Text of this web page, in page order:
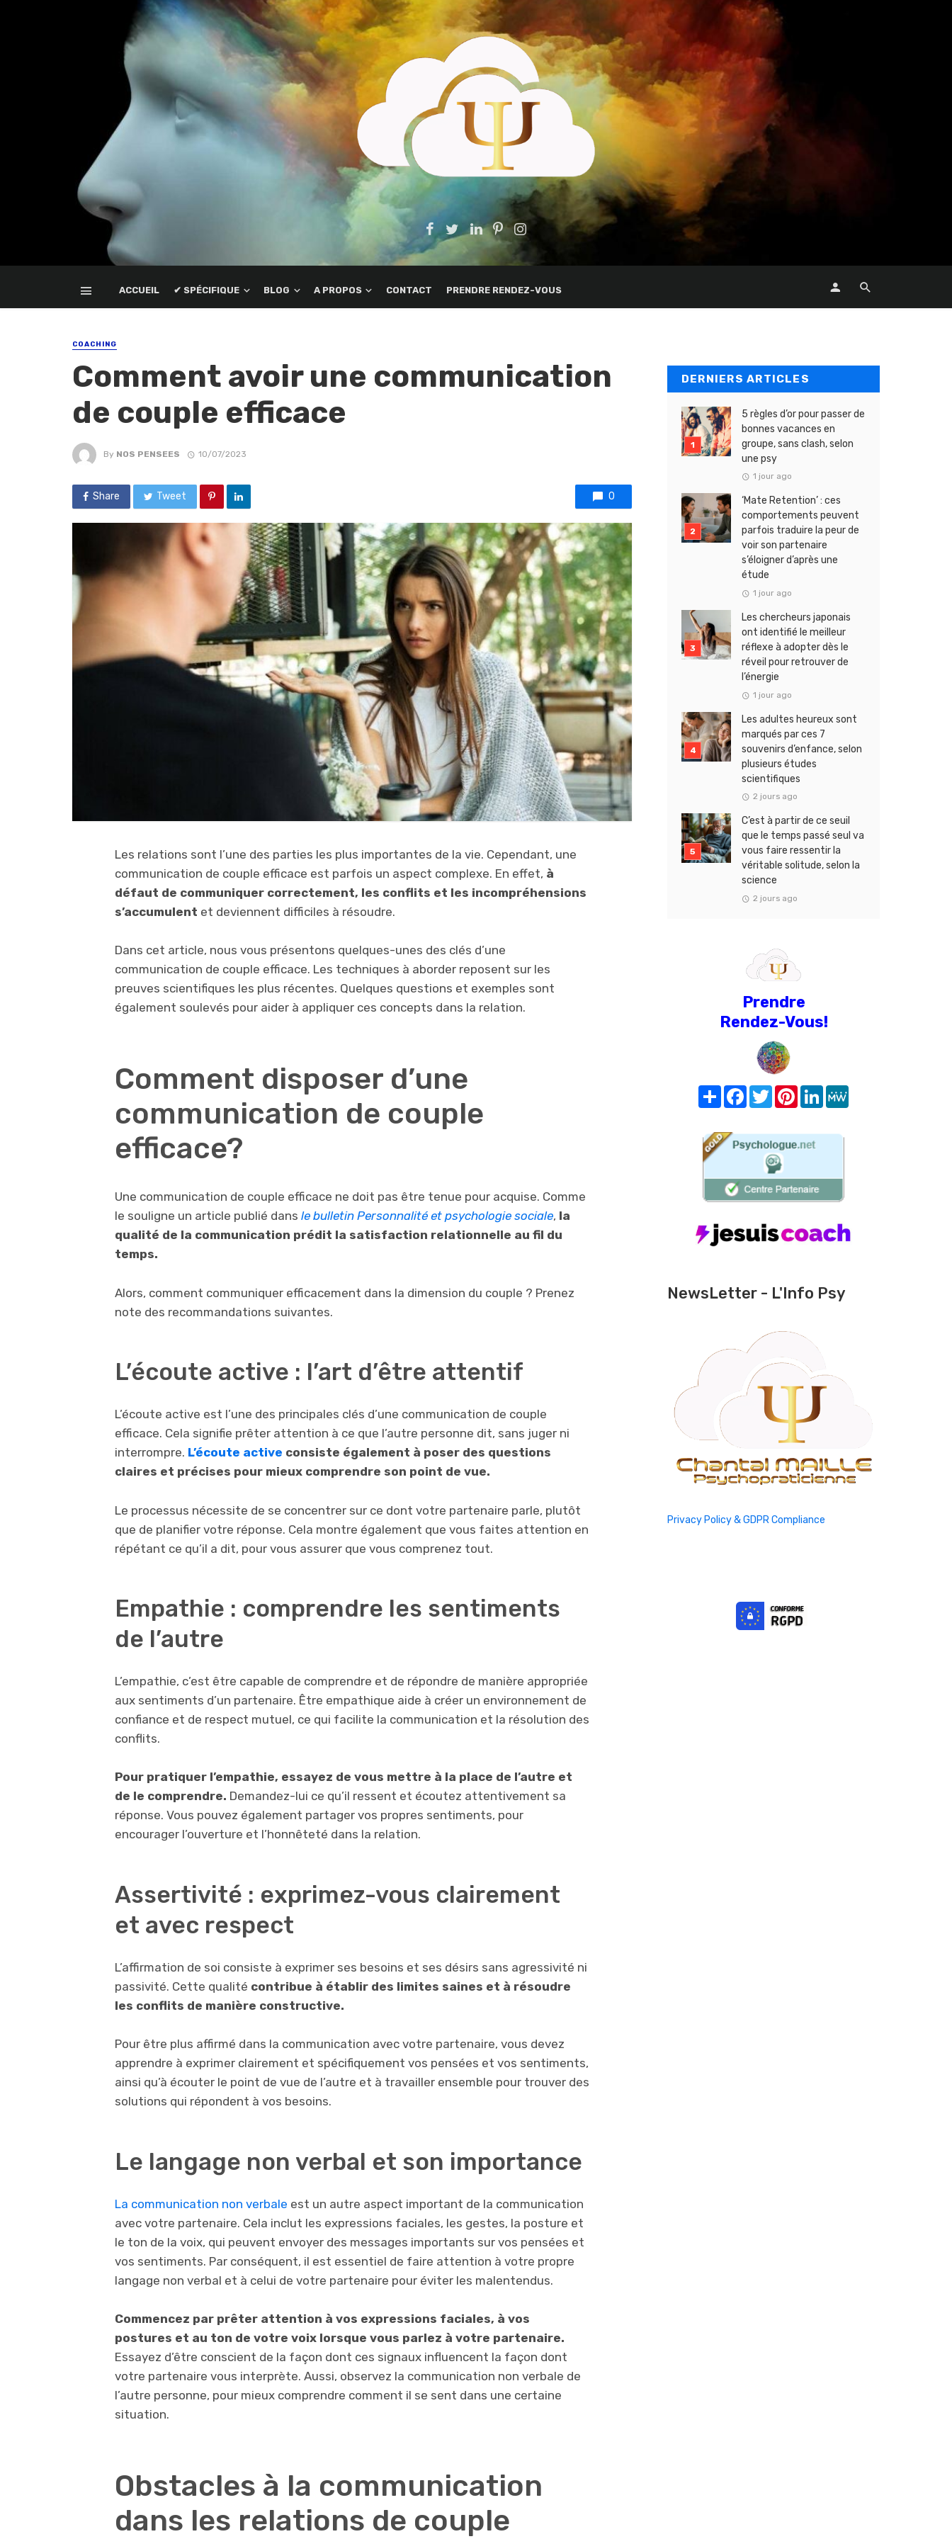
ACCUEIL ✔ SPÉCIFIQUE BLOG A PROPOS CONTACT PRENDRE RENDEZ-VOUS
COACHING
Comment avoir une communication
de couple efficace
By NOS PENSEES 10/07/2023
Share Tweet 0
Les relations sont l’une des parties les plus importantes de la vie. Cependant, une
communication de couple efficace est parfois un aspect complexe. En effet, à
défaut de communiquer correctement, les conflits et les incompréhensions
s’accumulent et deviennent difficiles à résoudre.
Dans cet article, nous vous présentons quelques-unes des clés d’une
communication de couple efficace. Les techniques à aborder reposent sur les
preuves scientifiques les plus récentes. Quelques questions et exemples sont
également soulevés pour aider à appliquer ces concepts dans la relation.
Comment disposer d’une
communication de couple
efficace?
Une communication de couple efficace ne doit pas être tenue pour acquise. Comme
le souligne un article publié dans le bulletin Personnalité et psychologie sociale, la
qualité de la communication prédit la satisfaction relationnelle au fil du
temps.
Alors, comment communiquer efficacement dans la dimension du couple ? Prenez
note des recommandations suivantes.
L’écoute active : l’art d’être attentif
L’écoute active est l’une des principales clés d’une communication de couple
efficace. Cela signifie prêter attention à ce que l’autre personne dit, sans juger ni
interrompre. L’écoute active consiste également à poser des questions
claires et précises pour mieux comprendre son point de vue.
Le processus nécessite de se concentrer sur ce dont votre partenaire parle, plutôt
que de planifier votre réponse. Cela montre également que vous faites attention en
répétant ce qu’il a dit, pour vous assurer que vous comprenez tout.
Empathie : comprendre les sentiments
de l’autre
L’empathie, c’est être capable de comprendre et de répondre de manière appropriée
aux sentiments d’un partenaire. Être empathique aide à créer un environnement de
confiance et de respect mutuel, ce qui facilite la communication et la résolution des
conflits.
Pour pratiquer l’empathie, essayez de vous mettre à la place de l’autre et
de le comprendre. Demandez-lui ce qu’il ressent et écoutez attentivement sa
réponse. Vous pouvez également partager vos propres sentiments, pour
encourager l’ouverture et l’honnêteté dans la relation.
Assertivité : exprimez-vous clairement
et avec respect
L’affirmation de soi consiste à exprimer ses besoins et ses désirs sans agressivité ni
passivité. Cette qualité contribue à établir des limites saines et à résoudre
les conflits de manière constructive.
Pour être plus affirmé dans la communication avec votre partenaire, vous devez
apprendre à exprimer clairement et spécifiquement vos pensées et vos sentiments,
ainsi qu’à écouter le point de vue de l’autre et à travailler ensemble pour trouver des
solutions qui répondent à vos besoins.
Le langage non verbal et son importance
La communication non verbale est un autre aspect important de la communication
avec votre partenaire. Cela inclut les expressions faciales, les gestes, la posture et
le ton de la voix, qui peuvent envoyer des messages importants sur vos pensées et
vos sentiments. Par conséquent, il est essentiel de faire attention à votre propre
langage non verbal et à celui de votre partenaire pour éviter les malentendus.
Commencez par prêter attention à vos expressions faciales, à vos
postures et au ton de votre voix lorsque vous parlez à votre partenaire.
Essayez d’être conscient de la façon dont ces signaux influencent la façon dont
votre partenaire vous interprète. Aussi, observez la communication non verbale de
l’autre personne, pour mieux comprendre comment il se sent dans une certaine
situation.
Obstacles à la communication
dans les relations de couple
DERNIERS ARTICLES
5 règles d’or pour passer de
bonnes vacances en
groupe, sans clash, selon
une psy
1 jour ago
‘Mate Retention’ : ces
comportements peuvent
parfois traduire la peur de
voir son partenaire
s’éloigner d’après une
étude
1 jour ago
Les chercheurs japonais
ont identifié le meilleur
réflexe à adopter dès le
réveil pour retrouver de
l’énergie
1 jour ago
Les adultes heureux sont
marqués par ces 7
souvenirs d’enfance, selon
plusieurs études
scientifiques
2 jours ago
C’est à partir de ce seuil
que le temps passé seul va
vous faire ressentir la
véritable solitude, selon la
science
2 jours ago
Prendre
Rendez-Vous!
Share FacebookTwitterPinterest
LinkedIn
NewsLetter - L'Info Psy
Privacy Policy & GDPR Compliance